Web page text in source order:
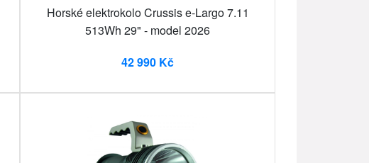
Horské elektrokolo Crussis e-Largo 7.11
513Wh 29" - model 2026
42 990 Kč